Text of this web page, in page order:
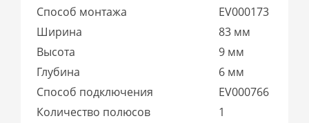
Способ монтажа
EV000173
Ширина
83 мм
Высота
9 мм
Глубина
6 мм
Способ подключения
EV000766
Количество полюсов
1